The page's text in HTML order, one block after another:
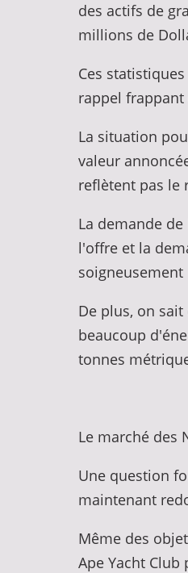
des actifs de
millions de
Ces
rappel
La situation
valeur
reflètent pas le
La demande
l'offre et la
soigneusement
De plus, on
beaucoup
tonnes
Le marché des
Une question
maintenant
Même des
Ape Yacht